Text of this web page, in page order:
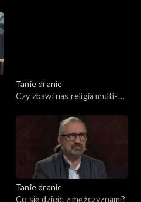
Tanie dranie
Czy zbawi nas religia multi-
Tanie dranie
Co się dzieje z mężczyznami?